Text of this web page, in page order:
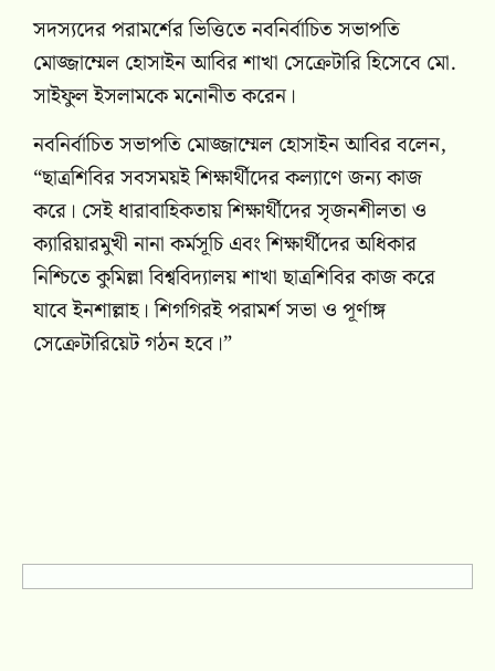
সদস্যদের পরামর্শের ভিত্তিতে নবনির্বাচিত সভাপতি
মোজ্জাম্মেল হোসাইন আবির শাখা সেক্রেটারি হিসেবে মো.
সাইফুল ইসলামকে মনোনীত করেন।
নবনির্বাচিত সভাপতি মোজ্জাম্মেল হোসাইন আবির বলেন,
“ছাত্রশিবির সবসময়ই শিক্ষার্থীদের কল্যাণে জন্য কাজ
করে। সেই ধারাবাহিকতায় শিক্ষার্থীদের সৃজনশীলতা ও
ক্যারিয়ারমুখী নানা কর্মসূচি এবং শিক্ষার্থীদের অধিকার
নিশ্চিতে কুমিল্লা বিশ্ববিদ্যালয় শাখা ছাত্রশিবির কাজ করে
যাবে ইনশাল্লাহ। শিগগিরই পরামর্শ সভা ও পূর্ণাঙ্গ
সেক্রেটারিয়েট গঠন হবে।”